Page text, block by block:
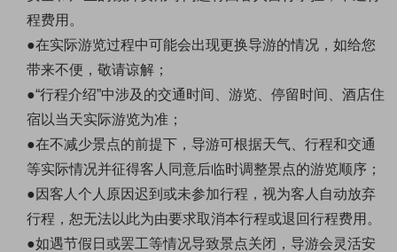
程费用。
●在实际游览过程中可能会出现更换导游的情况，如给您
带来不便，敬请谅解；
●“行程介绍”中涉及的交通时间、游览、停留时间、酒店住
宿以当天实际游览为准；
●在不减少景点的前提下，导游可根据天气、行程和交通
等实际情况并征得客人同意后临时调整景点的游览顺序；
●因客人个人原因迟到或未参加行程，视为客人自动放弃
行程，恕无法以此为由要求取消本行程或退回行程费用。
●如遇节假日或罢工等情况导致景点关闭，导游会灵活安